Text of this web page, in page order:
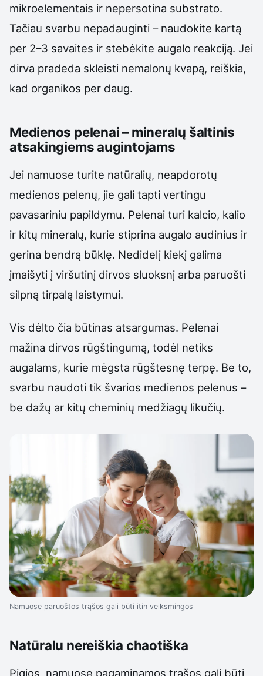
mikroelementais ir nepersotina substrato.
Tačiau svarbu nepadauginti – naudokite kartą
per 2–3 savaites ir stebėkite augalo reakciją. Jei
dirva pradeda skleisti nemalonų kvapą, reiškia,
kad organikos per daug.
Medienos pelenai – mineralų šaltinis
atsakingiems augintojams
Jei namuose turite natūralių, neapdorotų
medienos pelenų, jie gali tapti vertingu
pavasariniu papildymu. Pelenai turi kalcio, kalio
ir kitų mineralų, kurie stiprina augalo audinius ir
gerina bendrą būklę. Nedidelį kiekį galima
įmaišyti į viršutinį dirvos sluoksnį arba paruošti
silpną tirpalą laistymui.
Vis dėlto čia būtinas atsargumas. Pelenai
mažina dirvos rūgštingumą, todėl netiks
augalams, kurie mėgsta rūgštesnę terpę. Be to,
svarbu naudoti tik švarios medienos pelenus –
be dažų ar kitų cheminių medžiagų likučių.
Namuose paruoštos trąšos gali būti itin veiksmingos
Natūralu nereiškia chaotiška
Pigios, namuose pagaminamos trąšos gali būti